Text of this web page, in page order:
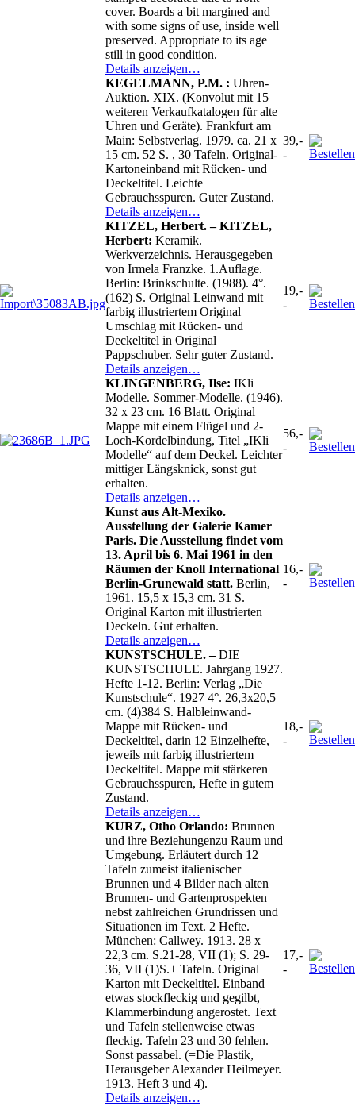
cover. Boards a bit margined and
with some signs of use, inside well
preserved. Appropriate to its age
still in good condition.
Details anzeigen…
KEGELMANN, P.M. : Uhren-
Auktion. XIX. (Konvolut mit 15
weiteren Verkaufkatalogen für alte
Uhren und Geräte). Frankfurt am
Main: Selbstverlag. 1979. ca. 21 x
15 cm. 52 S. , 30 Tafeln. Original-
Kartoneinband mit Rücken- und
Deckeltitel. Leichte
Gebrauchsspuren. Guter Zustand.
Details anzeigen…
39,-
-
KITZEL, Herbert. – KITZEL,
Herbert: Keramik.
Werkverzeichnis. Herausgegeben
von Irmela Franzke. 1.Auflage.
Berlin: Brinkschulte. (1988). 4°.
(162) S. Original Leinwand mit
farbig illustriertem Original
Umschlag mit Rücken- und
Deckeltitel in Original
Pappschuber. Sehr guter Zustand.
Details anzeigen…
19,-
-
KLINGENBERG, Ilse: IKli
Modelle. Sommer-Modelle. (1946).
32 x 23 cm. 16 Blatt. Original
Mappe mit einem Flügel und 2-
Loch-Kordelbindung, Titel „IKli
Modelle“ auf dem Deckel. Leichter
mittiger Längsknick, sonst gut
erhalten.
Details anzeigen…
56,-
-
Kunst aus Alt-Mexiko.
Ausstellung der Galerie Kamer
Paris. Die Ausstellung findet vom
13. April bis 6. Mai 1961 in den
Räumen der Knoll International
Berlin-Grunewald statt. Berlin,
1961. 15,5 x 15,3 cm. 31 S.
Original Karton mit illustrierten
Deckeln. Gut erhalten.
Details anzeigen…
16,-
-
KUNSTSCHULE. –DIE
KUNSTSCHULE. Jahrgang 1927.
Hefte 1-12. Berlin: Verlag „Die
Kunstschule“. 1927 4°. 26,3x20,5
cm. (4)384 S. Halbleinwand-
Mappe mit Rücken- und
Deckeltitel, darin 12 Einzelhefte,
jeweils mit farbig illustriertem
Deckeltitel. Mappe mit stärkeren
Gebrauchsspuren, Hefte in gutem
Zustand.
Details anzeigen…
18,-
-
KURZ, Otho Orlando: Brunnen
und ihre Beziehungenzu Raum und
Umgebung. Erläutert durch 12
Tafeln zumeist italienischer
Brunnen und 4 Bilder nach alten
Brunnen- und Gartenprospekten
nebst zahlreichen Grundrissen und
Situationen im Text. 2 Hefte.
München: Callwey. 1913. 28 x
22,3 cm. S.21-28, VII (1); S. 29-
36, VII (1)S.+ Tafeln. Original
Karton mit Deckeltitel. Einband
etwas stockfleckig und gegilbt,
Klammerbindung angerostet. Text
und Tafeln stellenweise etwas
fleckig. Tafeln 23 und 30 fehlen.
Sonst passabel. (=Die Plastik,
Herausgeber Alexander Heilmeyer.
1913. Heft 3 und 4).
Details anzeigen…
17,-
-